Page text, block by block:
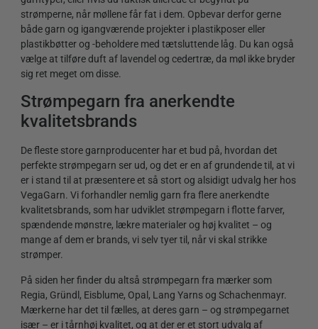
strømperne, når møllene får fat i dem. Opbevar derfor gerne
både garn og igangværende projekter i plastikposer eller
plastikbøtter og -beholdere med tætsluttende låg. Du kan også
vælge at tilføre duft af lavendel og cedertræ, da møl ikke bryder
sig ret meget om disse.
Strømpegarn fra anerkendte
kvalitetsbrands
De fleste store garnproducenter har et bud på, hvordan det
perfekte strømpegarn ser ud, og det er en af grundende til, at vi
er i stand til at præsentere et så stort og alsidigt udvalg her hos
VegaGarn. Vi forhandler nemlig garn fra flere anerkendte
kvalitetsbrands, som har udviklet strømpegarn i flotte farver,
spændende mønstre, lækre materialer og høj kvalitet – og
mange af dem er brands, vi selv tyer til, når vi skal strikke
strømper.
På siden her finder du altså strømpegarn fra mærker som
Regia, Gründl, Eisblume, Opal, Lang Yarns og Schachenmayr.
Mærkerne har det til fælles, at deres garn – og strømpegarnet
især – er i tårnhøj kvalitet, og at der er et stort udvalg af